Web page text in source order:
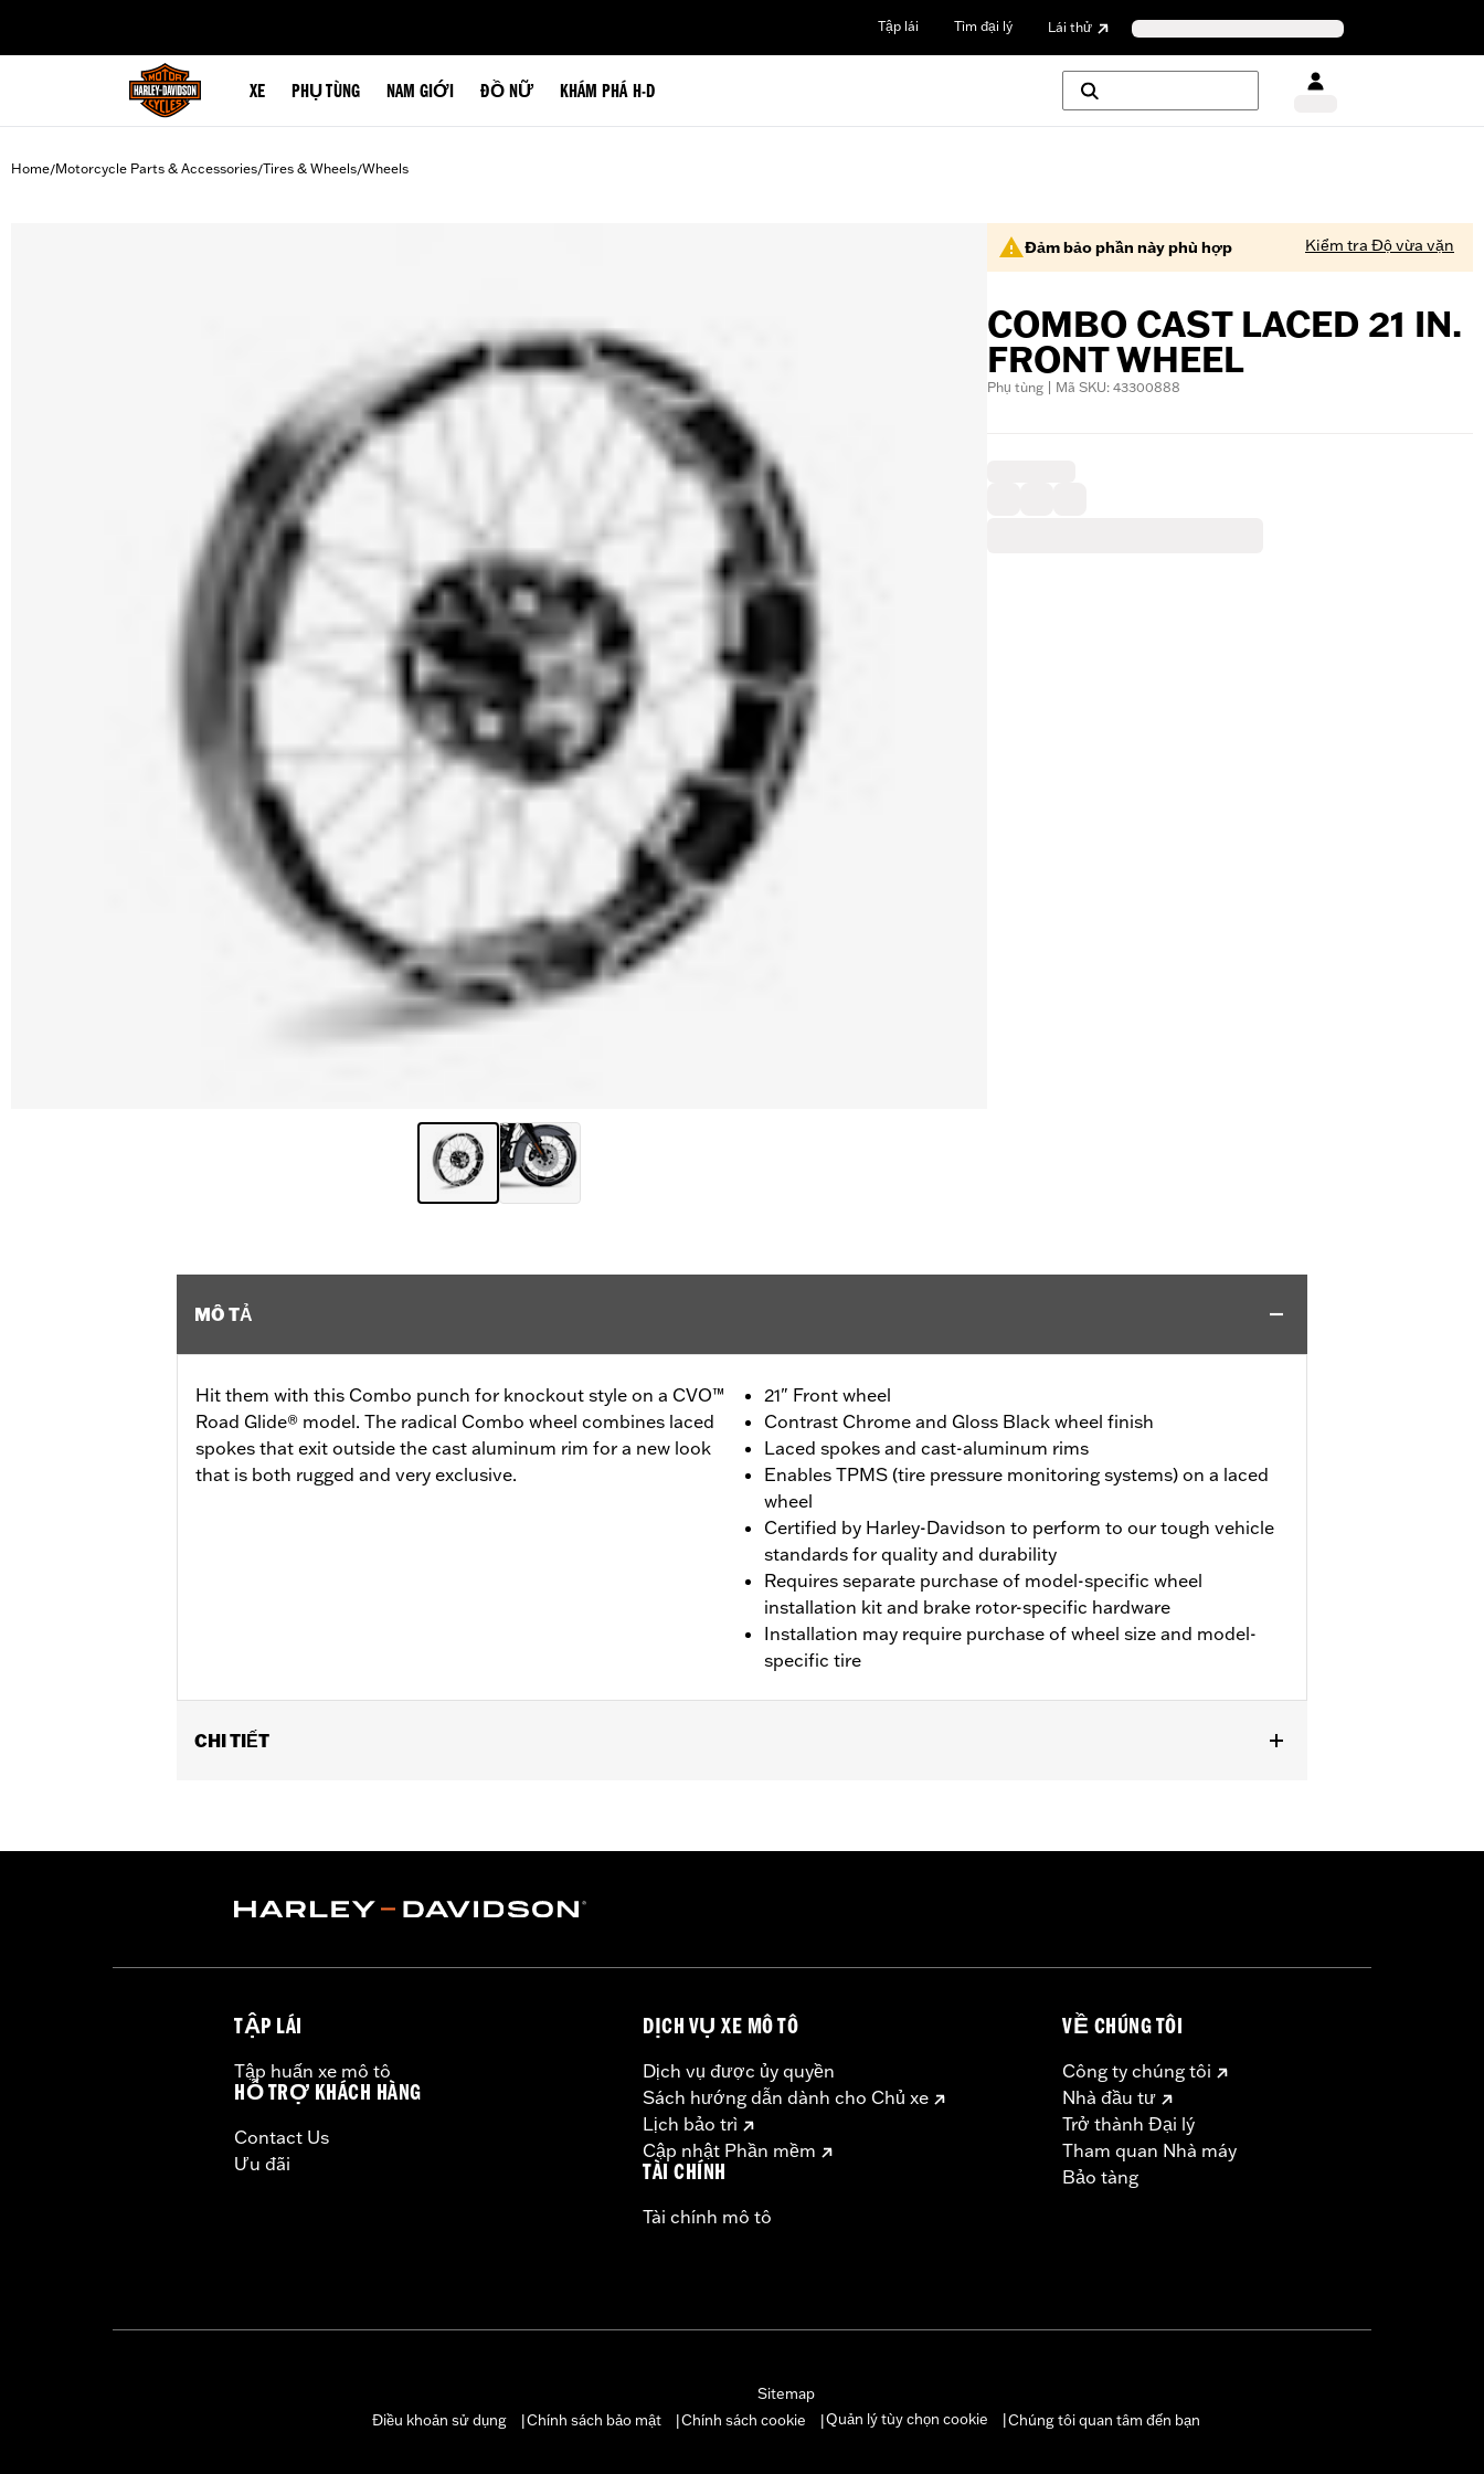
Tập lái Tìm đại lý Lái thử
XE PHỤ TÙNG NAM GIỚI ĐỒ NỮ KHÁM PHÁ H-D
Home/Motorcycle Parts & Accessories/Tires & Wheels/Wheels
Đảm bảo phần này phù hợp Kiểm tra Độ vừa vặn
COMBO CAST LACED 21 IN.
FRONT WHEEL
Phụ tùng | Mã SKU: 43300888
MÔ TẢ
Hit them with this Combo punch for knockout style on a CVO™
Road Glide® model. The radical Combo wheel combines laced
spokes that exit outside the cast aluminum rim for a new look
that is both rugged and very exclusive.
21" Front wheel
Contrast Chrome and Gloss Black wheel finish
Laced spokes and cast-aluminum rims
Enables TPMS (tire pressure monitoring systems) on a laced
wheel
Certified by Harley-Davidson to perform to our tough vehicle
standards for quality and durability
Requires separate purchase of model-specific wheel
installation kit and brake rotor-specific hardware
Installation may require purchase of wheel size and model-
specific tire
CHI TIẾT
Installation Instructions
Sold Separately: Wheel installation kit and rotor hardware
WARRANTY:1 year limited warranty – Go to www.h-d.com/warranty for full details
TẬP LÁI
Tập huấn xe mô tô
HỖ TRỢ KHÁCH HÀNG
Contact Us
Ưu đãi
DỊCH VỤ XE MÔ TÔ
Dịch vụ được ủy quyền
Sách hướng dẫn dành cho Chủ xe
Lịch bảo trì
Cập nhật Phần mềm
TÀI CHÍNH
Tài chính mô tô
VỀ CHÚNG TÔI
Công ty chúng tôi
Nhà đầu tư
Trở thành Đại lý
Tham quan Nhà máy
Bảo tàng
Sitemap
Điều khoản sử dụng
Chính sách bảo mật Chính sách cookie Quản lý tùy chọn cookie Chúng tôi quan tâm đến bạn